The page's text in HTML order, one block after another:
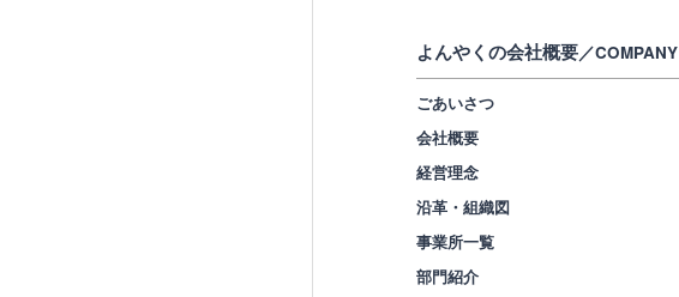
よんやくの会社概要／COMPANY
ごあいさつ
会社概要
経営理念
沿革・組織図
事業所一覧
部門紹介